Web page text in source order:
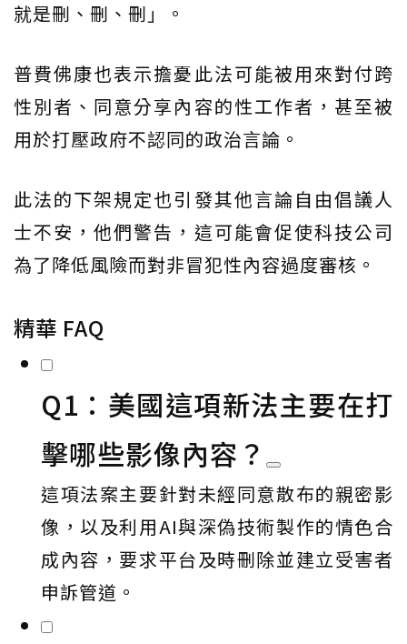
就是刪、刪、刪」。
普費佛康也表示擔憂此法可能被用來對付跨
性別者、同意分享內容的性工作者，甚至被
用於打壓政府不認同的政治言論。
此法的下架規定也引發其他言論自由倡議人
士不安，他們警告，這可能會促使科技公司
為了降低風險而對非冒犯性內容過度審核。
精華 FAQ
Q1：美國這項新法主要在打
擊哪些影像內容？
這項法案主要針對未經同意散布的親密影
像，以及利用AI與深偽技術製作的情色合
成內容，要求平台及時刪除並建立受害者
申訴管道。